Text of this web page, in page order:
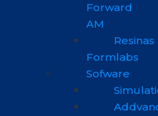
Forward
AM
Resinas
Formlabs
Sofware